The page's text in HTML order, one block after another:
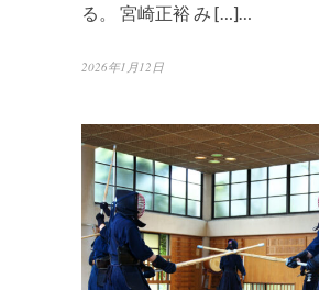
る。 宮崎正裕 み […]…
2026年1月12日